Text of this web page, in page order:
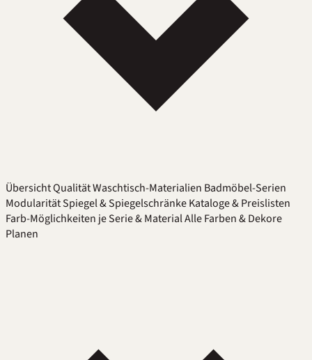
ÜbersichtQualitätWaschtisch-Materialien Badmöbel-Serien
ModularitätSpiegel & SpiegelschränkeKataloge & Preislisten
Farb-Möglichkeiten je Serie & MaterialAlle Farben & Dekore
Planen